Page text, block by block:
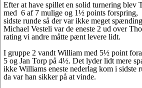
Efter at have spillet en solid turnering blev
med 6 af 7 mulige og 1½ points forspring,
sidste runde så der var ikke meget
Michael Vesteli var de eneste 2 ud over
rating vi andre måtte pænt levere lidt.
I gruppe 2 vandt William med 5½ point
5 og Jan Torp på 4½. Det lyder lidt mere
ikke Williams eneste nederlag kom i sidste
da var han sikker på at vinde.